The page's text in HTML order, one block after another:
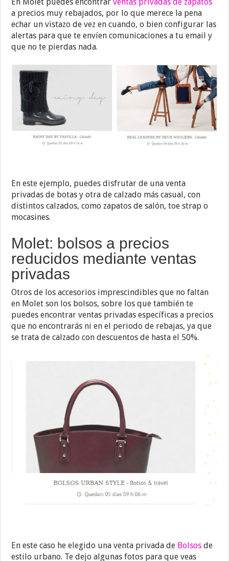
a precios muy rebajados, por lo que merece la pena
echar un vistazo de vez en cuando, o bien configurar las
alertas para que te envíen comunicaciones a tu email y
que no te pierdas nada.
En este ejemplo, puedes disfrutar de una venta
privadas de botas y otra de calzado más casual, con
distintos calzados, como zapatos de salón, toe strap o
mocasines.
Molet: bolsos a precios
reducidos mediante ventas
privadas
Otros de los accesorios imprescindibles que no faltan
en Molet son los bolsos, sobre los que también te
puedes encontrar ventas privadas específicas a precios
que no encontrarás ni en el periodo de rebajas, ya que
se trata de calzado con descuentos de hasta el 50%.
En este caso he elegido una venta privada de Bolsos de
estilo urbano. Te dejo algunas fotos para que veas